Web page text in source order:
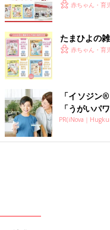
赤ちゃん・育
たまひよの
赤ちゃん・育
「イソジン
「うがいパ
PR(iNova｜